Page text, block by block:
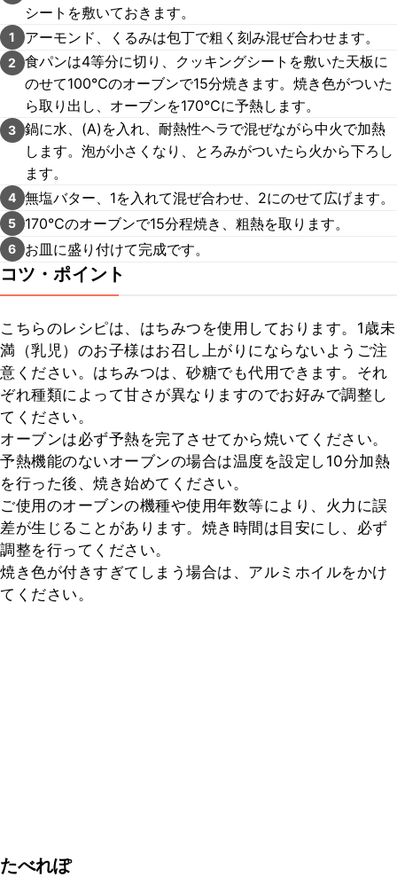
シートを敷いておきます。
1 アーモンド、くるみは包丁で粗く刻み混ぜ合わせます。
2
食パンは4等分に切り、クッキングシートを敷いた天板に
のせて100℃のオーブンで15分焼きます。焼き色がついた
ら取り出し、オーブンを170℃に予熱します。
3 鍋に水、(A)を入れ、耐熱性ヘラで混ぜながら中火で加熱
します。泡が小さくなり、とろみがついたら火から下ろし
ます。
4 無塩バター、1を入れて混ぜ合わせ、2にのせて広げます。
5 170℃のオーブンで15分程焼き、粗熱を取ります。
6 お皿に盛り付けて完成です。
コツ・ポイント
こちらのレシピは、はちみつを使用しております。1歳未
満（乳児）のお子様はお召し上がりにならないようご注
意ください。はちみつは、砂糖でも代用できます。それ
ぞれ種類によって甘さが異なりますのでお好みで調整し
てください。
オーブンは必ず予熱を完了させてから焼いてください。
予熱機能のないオーブンの場合は温度を設定し10分加熱
を行った後、焼き始めてください。
ご使用のオーブンの機種や使用年数等により、火力に誤
差が生じることがあります。焼き時間は目安にし、必ず
調整を行ってください。
焼き色が付きすぎてしまう場合は、アルミホイルをかけ
てください。
たべれぽ